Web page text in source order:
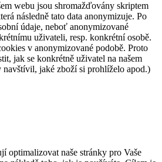
webu jsou shromažďovány skriptem
následně tato data anonymizuje. Po
údaje, neboť anonymizované
uživateli, resp. konkrétní osobě.
v anonymizované podobě. Proto
jak se konkrétně uživatel na našem
jaké zboží si prohlíželo apod.)
optimalizovat naše stránky pro Vaše